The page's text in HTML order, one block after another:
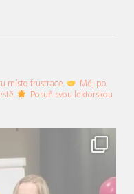
místo frustrace.
Měj po
Posuň svou lektorskou